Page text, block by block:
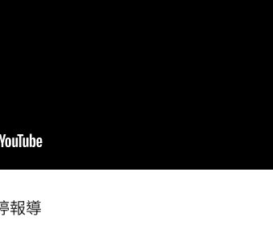
20:31
15:27
直播
報導